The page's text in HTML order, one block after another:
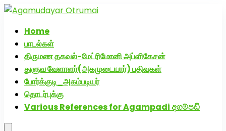
Home
பாடல்கள்
திருமண தகவல்-மேட்ரிமோனி அப்ளிகேசன்
துளுவ வேளாளர்(அகமுடையார்) பதிவுகள்
போர்க்குடி_அகம்படியர்
தொடர்புக்கு
Various References for Agampadi අගම්පඩි
அகமுடையார் திருமண வரன்களுக்கு அகமுடையார்மேட்ரி-